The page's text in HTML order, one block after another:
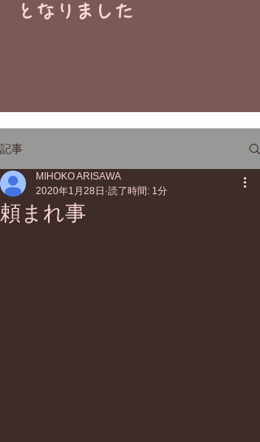
​となりました
記事
頼まれ事
MIHOKO ARISAWA
2020年1月28日 読了時間: 1分